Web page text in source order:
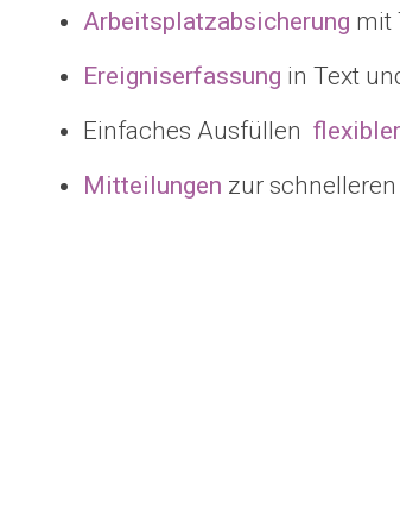
Arbeitsplatzabsicherung mit
Ereigniserfassung in Text
Einfaches Ausfüllen flexibler
Mitteilungen zur